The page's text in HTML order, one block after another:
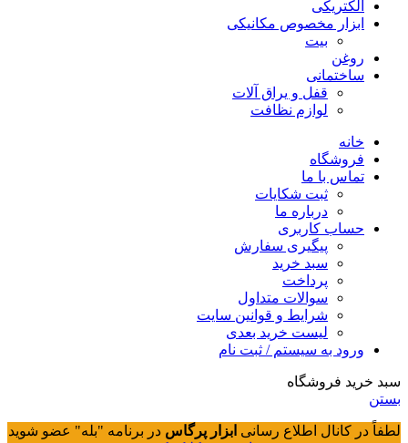
الکتریکی
ابزار مخصوص مکانیکی
بیت
روغن
ساختمانی
قفل و یراق آلات
لوازم نظافت
خانه
فروشگاه
تماس با ما
ثبت شکایات
درباره ما
حساب کاربری
پیگیری سفارش
سبد خرید
پرداخت
سوالات متداول
شرایط و قوانین سایت
لیست خرید بعدی
ورود به سیستم / ثبت نام
سبد خرید فروشگاه
بستن
لطفاً در کانال اطلاع رسانی ابزار پرگاس در برنامه "بله" عضو شوید